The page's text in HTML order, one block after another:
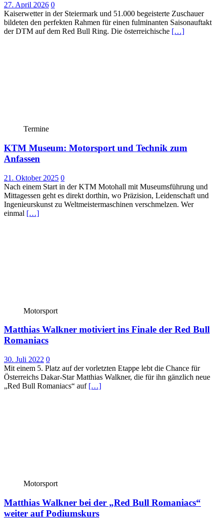
27. April 2026 0
Kaiserwetter in der Steiermark und 51.000 begeisterte Zuschauer
bildeten den perfekten Rahmen für einen fulminanten Saisonauftakt
der DTM auf dem Red Bull Ring. Die österreichische […]
Termine
KTM Museum: Motorsport und Technik zum
Anfassen
21. Oktober 2025 0
Nach einem Start in der KTM Motohall mit Museumsführung und
Mittagessen geht es direkt dorthin, wo Präzision, Leidenschaft und
Ingenieurskunst zu Weltmeistermaschinen verschmelzen. Wer
einmal […]
Motorsport
Matthias Walkner motiviert ins Finale der Red Bull
Romaniacs
30. Juli 2022 0
Mit einem 5. Platz auf der vorletzten Etappe lebt die Chance für
Österreichs Dakar-Star Matthias Walkner, die für ihn gänzlich neue
„Red Bull Romaniacs“ auf […]
Motorsport
Matthias Walkner bei der „Red Bull Romaniacs“
weiter auf Podiumskurs